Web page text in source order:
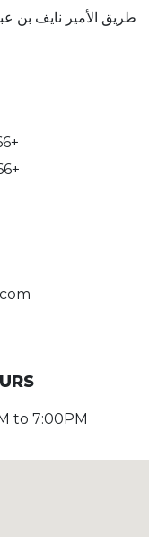
طريق الأمير نايف بن
+966 50 299 9256
+966 59 799 9489
to 7:00PM